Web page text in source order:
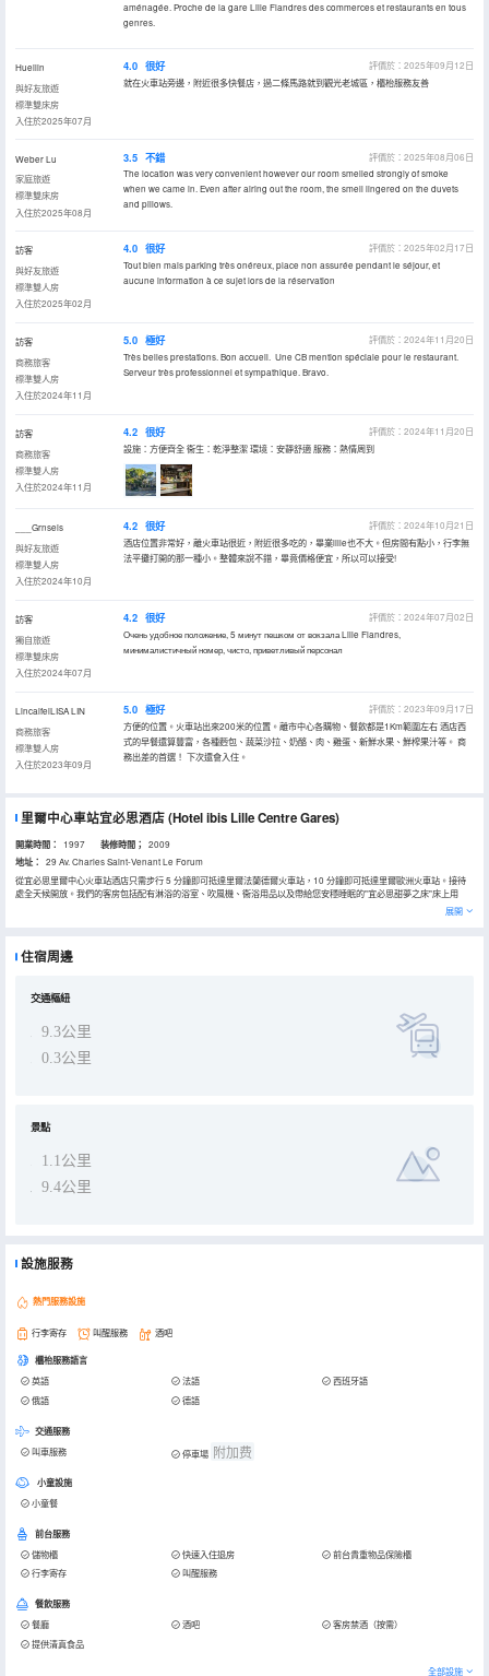
aménagée. Proche de la gare Lille Flandres des commerces et restaurants en tous
genres.
Hueilin
與好友旅遊
標準雙床房
入住於2025年07月
4.0 很好
評價於：2025年09月12日
就在火車站旁邊，附近很多快餐店，過二條馬路就到觀光老城區，櫃枱服務友善
Weber Lu
家庭旅遊
標準雙床房
入住於2025年08月
3.5 不錯
評價於：2025年08月06日
The location was very convenient however our room smelled strongly of smoke
when we came in. Even after airing out the room, the smell lingered on the duvets
and pillows.
訪客
與好友旅遊
標準雙人房
入住於2025年02月
4.0 很好
評價於：2025年02月17日
Tout bien mais parking très onéreux, place non assurée pendant le séjour, et
aucune information à ce sujet lors de la réservation
訪客
商務旅客
標準雙人房
入住於2024年11月
5.0 極好
評價於：2024年11月20日
Très belles prestations. Bon accueil. Une CB mention spéciale pour le restaurant.
Serveur très professionnel et sympathique. Bravo.
訪客
商務旅客
標準雙人房
入住於2024年11月
4.2 很好
評價於：2024年11月20日
設施：方便齊全 衞生：乾淨整潔 環境：安靜舒適 服務：熱情周到
___Grnseis
與好友旅遊
標準雙人房
入住於2024年10月
4.2 很好
評價於：2024年10月21日
酒店位置非常好，離火車站很近，附近很多吃的，畢業lille也不大。但房間有點小，行李無
法平攤打開的那一種小。整體來說不錯，畢竟價格便宜，所以可以接受!
訪客
獨自旅遊
標準雙床房
入住於2024年07月
4.2 很好
評價於：2024年07月02日
Очень удобное положение, 5 минут пешком от вокзала Lille Flandres,
минималистичный номер, чисто, приветливый персонал
LincaifeiLISA LIN
商務旅客
標準雙人房
入住於2023年09月
5.0 極好
評價於：2023年09月17日
方便的位置。火車站出來200米的位置。離市中心各購物、餐飲都是1Km範圍左右 酒店西
式的早餐還算豐富，各種麪包、蔬菜沙拉、奶酪、肉、雞蛋、新鮮水果、鮮榨果汁等。 商
務出差的首選！ 下次還會入住。
里爾中心車站宜必思酒店(Hotel ibis Lille Centre Gares)
開業時間： 1997 装修時間； 2009
地址：
29 Av. Charles Saint-Venant Le Forum
從宜必思里爾中心火車站酒店只需步行 5 分鐘即可抵達里爾法蘭德爾火車站，10 分鐘即可抵達里爾歐洲火車站。接待
處全天候開放。我們的客房包括配有淋浴的浴室、吹風機、衞浴用品以及帶給您安穩睡眠的"宜必思甜夢之床"床上用
品！美好的一天，從享用我們美味的自助早餐開始。在我們全新開張的 Albert's Place 餐廳，讓您的味蕾享受一場盛
展開
住宿周邊
交通樞紐
9.3公里
0.3公里
景點
1.1公里
9.4公里
設施服務
熱門服務設施
行李寄存 叫醒服務 酒吧
櫃枱服務語言
英語 法語
西班牙語
俄語
德語
交通服務
叫車服務 停車場 附加费
小童設施
小童餐
前台服務
儲物櫃 快速入住退房
前台貴重物品保險櫃
行李寄存
叫醒服務
餐飲服務
餐廳 酒吧
客房禁酒（按需）
提供清真食品
全部設施